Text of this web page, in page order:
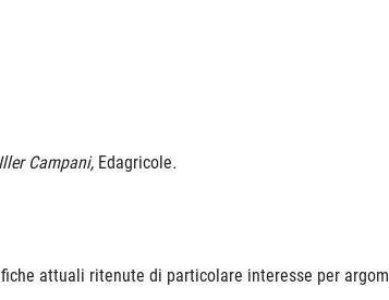
Campani, Edagricole.
attuali ritenute di particolare interesse per